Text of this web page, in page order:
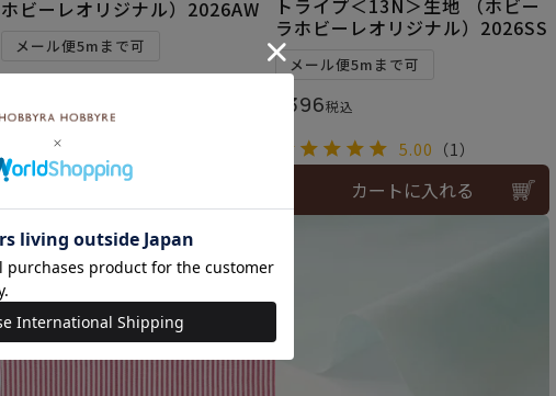
ホビーレオリジナル）2026AW
メール便5mまで可
カートに入れる
トライプ＜13N＞生地 （ホビー
ラホビーレオリジナル）2026SS
メール便5mまで可
396税込
5.00 （1）
カートに入れる